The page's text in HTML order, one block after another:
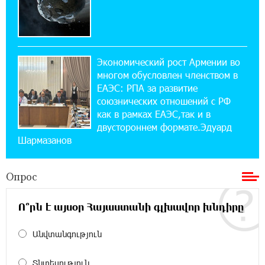
14:44:13 29-07-2026
Состоялось открытие Khachaturian Rooftop
при поддержке IDBank
18:38:18 28-07-2026
Пашинян ты упустил свой шанс уйти
спокойно. Аршак Карапетян
12:04:53 28-07-2026
Обновленный Центр продаж и обслуживания
Ucom открылся по адресу ул. Шаумяна, 24/2
в Арарате
22:28:49 27-07-2026
Никогда Нагорный Карабах не был в составе
независимого Азербайджана. Аршак
Экономический рост Армении во
многом обусловлен членством в
ЕАЭС: РПА за развитие
союзнических отношений с РФ
как в рамках ЕАЭС,так и в
двустороннем формате.Эдуард
Шармазанов
Опрос
Ո՞րն է այսօր Հայաստանի գլխավոր խնդիրը
Անվտանգություն
Տնտեսություն